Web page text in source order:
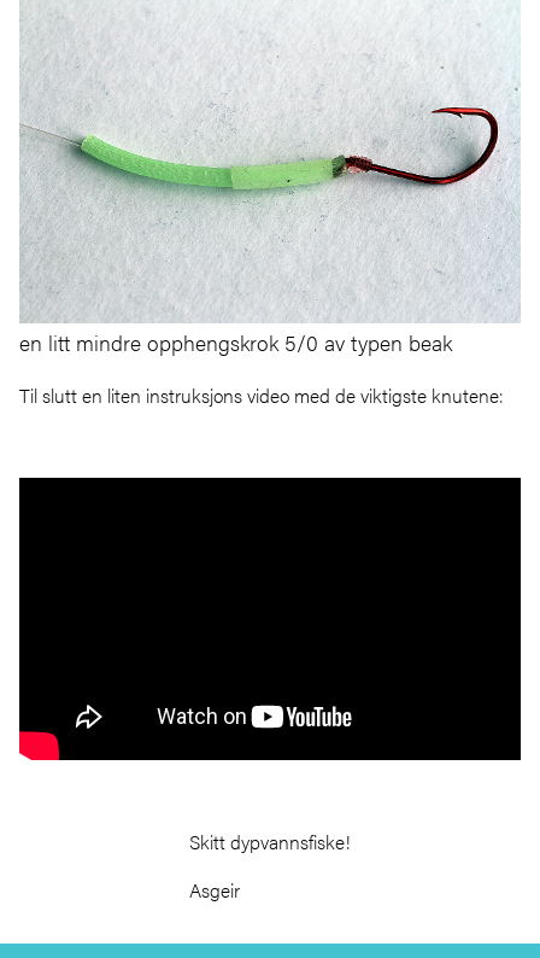
en litt mindre opphengskrok 5/0 av typen beak
Til slutt en liten instruksjons video med de viktigste knutene:
Skitt dypvannsfiske!
Asgeir